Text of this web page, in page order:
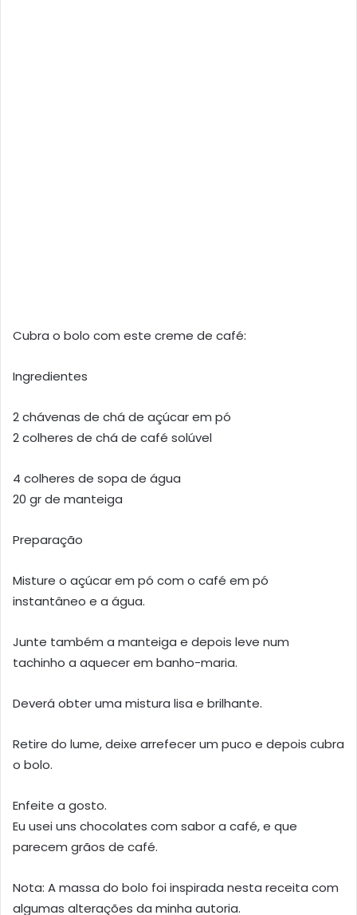
Cubra o bolo com este creme de café:
Ingredientes
2 chávenas de chá de açúcar em pó
2 colheres de chá de café solúvel
4 colheres de sopa de água
20 gr de manteiga
Preparação
Misture o açúcar em pó com o café em pó
instantâneo e a água.
Junte também a manteiga e depois leve num
tachinho a aquecer em banho-maria.
Deverá obter uma mistura lisa e brilhante.
Retire do lume, deixe arrefecer um puco e depois cubra
o bolo.
Enfeite a gosto.
Eu usei uns chocolates com sabor a café, e que
parecem grãos de café.
Nota: A massa do bolo foi inspirada nesta receita com
algumas alterações da minha autoria.